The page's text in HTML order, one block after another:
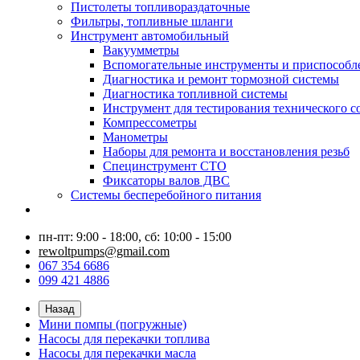
Пистолеты топливораздаточные
Фильтры, топливные шланги
Инструмент автомобильный
Вакуумметры
Вспомогательные инструменты и
Диагностика и ремонт тормозной системы
Диагностика топливной системы
Инструмент для тестирования технического
Компрессометры
Манометры
Наборы для ремонта и восстановления резьб
Специнструмент СТО
Фиксаторы валов ДВС
Системы бесперебойного питания
пн-пт: 9:00 - 18:00, сб: 10:00 - 15:00
rewoltpumps@gmail.com
067 354 6686
099 421 4886
Назад
Мини помпы (погружные)
Насосы для перекачки топлива
Насосы для перекачки масла